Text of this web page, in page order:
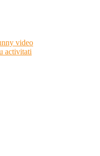
video
activitati